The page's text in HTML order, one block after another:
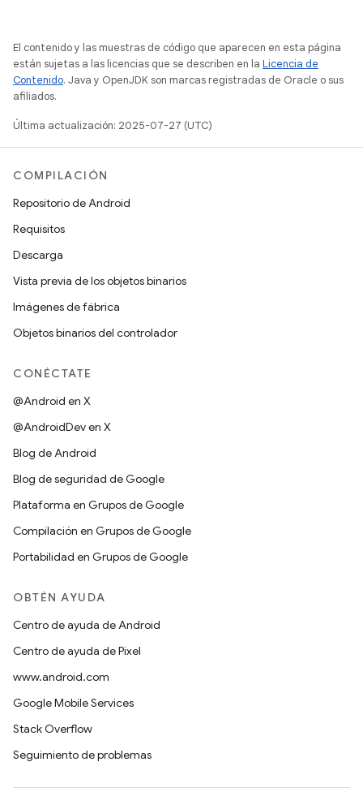
El contenido y las muestras de código que aparecen en esta página
están sujetas a las licencias que se describen en la Licencia de
Contenido. Java y OpenJDK son marcas registradas de Oracle o sus
afiliados.
Última actualización: 2025-07-27 (UTC)
COMPILACIÓN
Repositorio de Android
Requisitos
Descarga
Vista previa de los objetos binarios
Imágenes de fábrica
Objetos binarios del controlador
CONÉCTATE
@Android en X
@AndroidDev en X
Blog de Android
Blog de seguridad de Google
Plataforma en Grupos de Google
Compilación en Grupos de Google
Portabilidad en Grupos de Google
OBTÉN AYUDA
Centro de ayuda de Android
Centro de ayuda de Pixel
www.android.com
Google Mobile Services
Stack Overflow
Seguimiento de problemas